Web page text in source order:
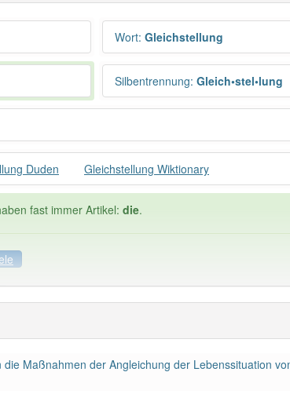
Wort: Gleichstellung
Silbentrennung: Gleich•stel•lung
Duden Gleichstellung Wiktionary
fast immer Artikel: die.
Maßnahmen der Angleichung der Lebenssituation